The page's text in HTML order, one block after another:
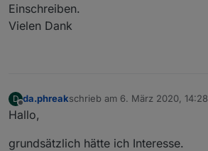
Einschreiben.
Vielen Dank
D
Offline
da.phreakschrieb am 6. März 2020, 14:28
zuletzt editiert von
Hallo,
grundsätzlich hätte ich Interesse.